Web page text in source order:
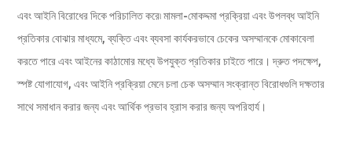
এবং আইনি বিরোধের দিকে পরিচালিত করে৷ মামলা-মোকদ্দমা প্রক্রিয়া এবং উপলব্ধ আইনি
প্রতিকার বোঝার মাধ্যমে, ব্যক্তি এবং ব্যবসা কার্যকরভাবে চেকের অসম্মানকে মোকাবেলা
করতে পারে এবং আইনের কাঠামোর মধ্যে উপযুক্ত প্রতিকার চাইতে পারে। দ্রুত পদক্ষেপ,
স্পষ্ট যোগাযোগ, এবং আইনি প্রক্রিয়া মেনে চলা চেক অসম্মান সংক্রান্ত বিরোধগুলি দক্ষতার
সাথে সমাধান করার জন্য এবং আর্থিক প্রভাব হ্রাস করার জন্য অপরিহার্য।